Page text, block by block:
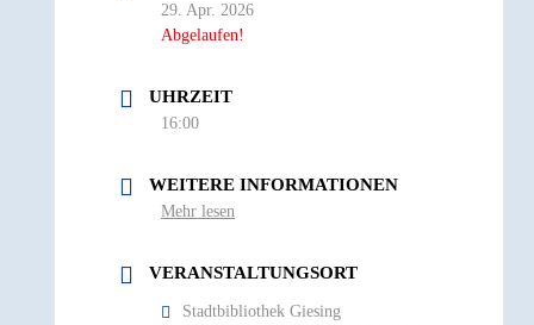
29. Apr. 2026
Abgelaufen!
UHRZEIT
16:00
WEITERE INFORMATIONEN
Mehr lesen
VERANSTALTUNGSORT
Stadtbibliothek Giesing